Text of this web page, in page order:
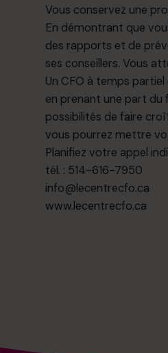
Vous conservez une
En démontrant que
des rapports et de
ses conseillers. Vous
Un CFO à temps
en prenant une part du
possibilités de faire
vous pourrez mettre
Planifiez votre appel
tél. : 514-616-7950
info@lecentrecfo.ca
www.lecentrecfo.ca